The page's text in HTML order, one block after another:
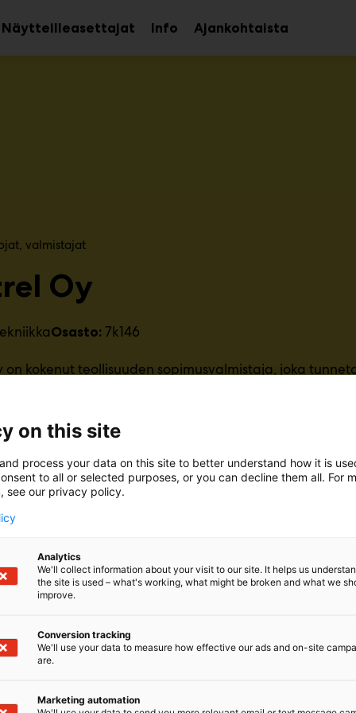
Näytteilleasettajat InfoAvaa
alavalikko
Ajankohtaista
valmistajat​
Oy
Osasto: 7k146
on kokenut teollisuuden sopimusvalmistaja, joka
ja korkeasta toimitusvarmuudesta.
ja laitevalmistus.Mitä haastavampi
Sitoutuneen tiimimme sekä modernin
tarjoamaan laadukkaita ja kustannustehokkaita
Meille ovat tärkeitä pitkäaikaiset asiakassuhteet,
laatu.
on this site
process your data on this site to better understand how it is
to all or selected purposes, or you can decline them all. For
see our privacy policy.
Analytics
We'll collect information about your visit to our site. It helps us
the site is used – what's working, what might be broken and what we
improve.
Conversion tracking
We'll use your data to measure how effective our ads and on-site
are.
Marketing automation